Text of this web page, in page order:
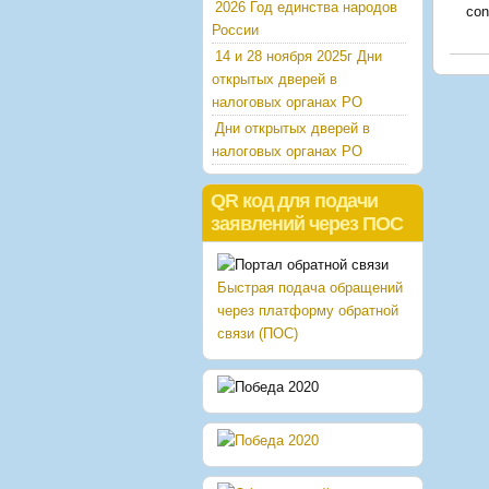
2026 Год единства народов
России
14 и 28 ноября 2025г Дни
открытых дверей в
налоговых органах РО
Дни открытых дверей в
налоговых органах РО
QR код для подачи
заявлений через ПОС
Быстрая подача обращений
через платформу обратной
связи (ПОС)